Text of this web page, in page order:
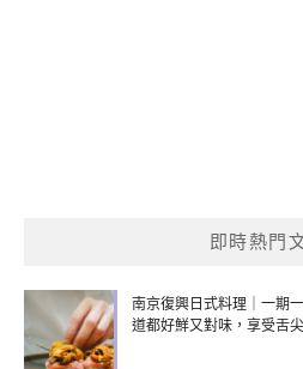
即時熱門
南京復興日式料理｜一期
道都好鮮又對味，享受舌